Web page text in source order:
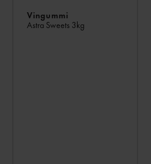
Vingummi
Astra Sweets 3kg